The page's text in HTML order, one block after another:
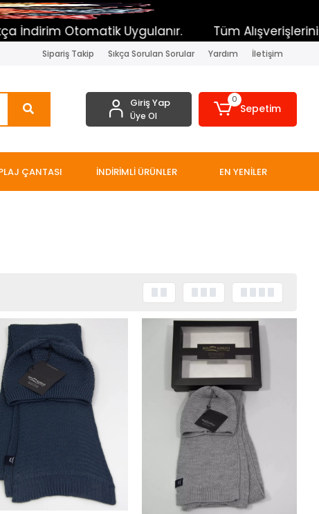
Otomatik Uygulanır. Tüm Alışverişlerinizde
Sipariş Takip Sıkça Sorulan Sorular Yardım İletişim
Giriş Yap
Üye Ol
0
Sepetim
ÇANTASI İNDİRİMLİ ÜRÜNLER EN YENİLER